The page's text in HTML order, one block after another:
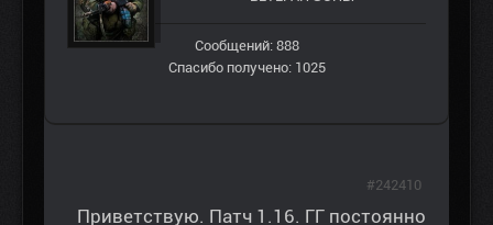
Сообщений: 888
Спасибо получено: 1025
Приветствую. Патч 1.16. ГГ постоянно
#242410